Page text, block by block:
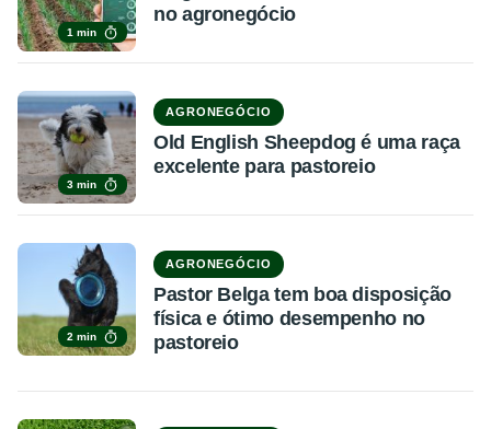
1 min
no agronegócio
3 min
AGRONEGÓCIO
Old English Sheepdog é uma raça
excelente para pastoreio
2 min
AGRONEGÓCIO
Pastor Belga tem boa disposição
física e ótimo desempenho no
pastoreio